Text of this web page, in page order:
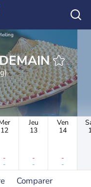
DEMAIN
12
-
-
Jeu
13
-
-
Ven
14
-
-
Comparer